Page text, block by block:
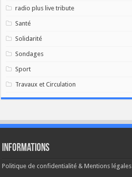
radio plus live tribute
Santé
Solidarité
Sondages
Sport
Travaux et Circulation
Informations
Politique de confidentialité & Mentions légales